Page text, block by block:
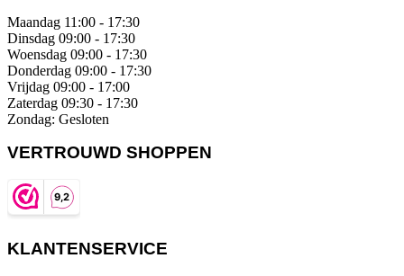
Maandag 11:00 - 17:30
Dinsdag 09:00 - 17:30
Woensdag 09:00 - 17:30
Donderdag 09:00 - 17:30
Vrijdag 09:00 - 17:00
Zaterdag 09:30 - 17:30
Zondag: Gesloten
VERTROUWD SHOPPEN
KLANTENSERVICE